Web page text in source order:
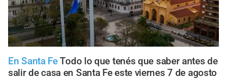
En Santa FeTodo lo que tenés que saber antes de
salir de casa en Santa Fe este viernes 7 de agosto